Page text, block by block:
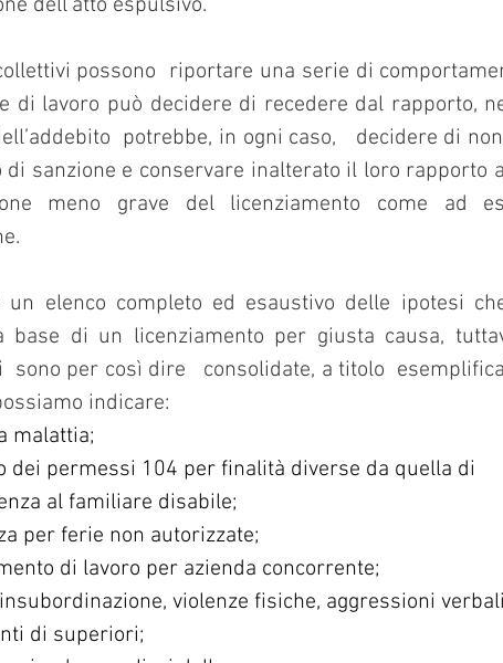
dell’atto espulsivo.
possono  riportare una serie di
di lavoro può decidere di recedere dal rapporto,
potrebbe, in ogni caso,   decidere di
di sanzione e conservare inalterato il loro rapporto
meno grave del licenziamento come ad
un elenco completo ed esaustivo delle ipotesi
base di un licenziamento per giusta causa,
sono per così dire   consolidate, a titolo
indicare:
malattia;
dei permessi 104 per finalità diverse da quella di
al familiare disabile;
per ferie non autorizzate;
di lavoro per azienda concorrente;
violenze fisiche, aggressioni
di superiori;